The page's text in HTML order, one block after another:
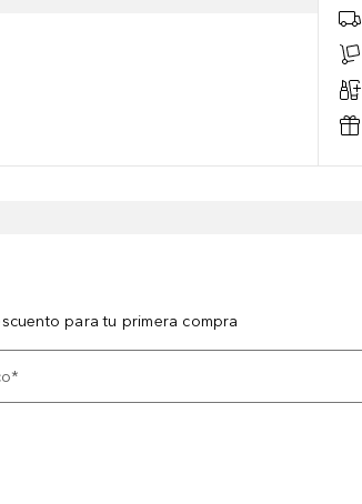
para tu primera compra
*